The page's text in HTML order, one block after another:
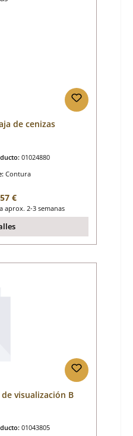
de cenizas
01024880
Contura
normal:
€
aprox. 2-3 semanas
visualización B
01043805